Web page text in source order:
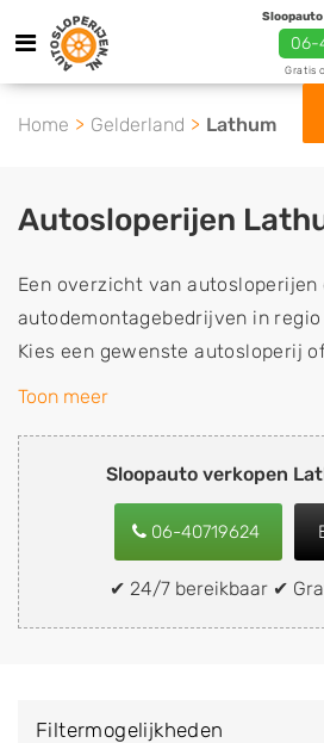
06-
Gratis
Home Gelderland Lathum
Sloopauto verkopen
06-40719624
✔ 24/7 bereikbaar ✔
Autosloperijen
Een overzicht van autosloperijen
autodemontagebedrijven in
Kies een gewenste autosloperij
lijst die gespecialiseerd is in de
de inkoop van sloopauto's,
tweedehands auto's (ook zonder
uw auto, camper, vrachtwagen,
snel en eenvoudig verkopen aan
demontagebedrijf in de buurt,
naar de sloop of deze liever laten
van Lathum en ontvang een
Toon meer
Filtermogelijkheden